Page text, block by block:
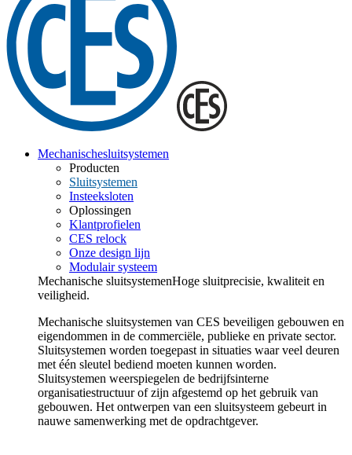
Mechanischesluitsystemen
Producten
Sluitsystemen
Insteeksloten
Oplossingen
Klantprofielen
CES relock
Onze design lijn
Modulair systeem
Mechanische sluitsystemenHoge sluitprecisie, kwaliteit en
veiligheid.
Mechanische sluitsystemen van CES beveiligen gebouwen en
eigendommen in de commerciële, publieke en private sector.
Sluitsystemen worden toegepast in situaties waar veel deuren
met één sleutel bediend moeten kunnen worden.
Sluitsystemen weerspiegelen de bedrijfsinterne
organisatiestructuur of zijn afgestemd op het gebruik van
gebouwen. Het ontwerpen van een sluitsysteem gebeurt in
nauwe samenwerking met de opdrachtgever.